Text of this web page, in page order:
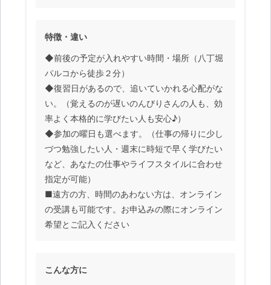
特徴・違い
◆前後の予定が入れやすい時間・場所（八丁堀
パルコから徒歩２分）
◆復習日があるので、追いていかれる心配がな
い。（覚えるのが遅いのんびりさんの人も、効
率よく本格的に学びたい人も安心♪）
◆参加の曜日も選べます。（仕事の帰りに少し
づつ勉強したい人・週末に時短で早く学びたい
など、あなたの仕事やライフスタイルに合わせ
指定が可能）
■遠方の方、時間のあわない方は、オンライン
の受講も可能です。お申込みの際にオンライン
希望とご記入ください
こんな方に